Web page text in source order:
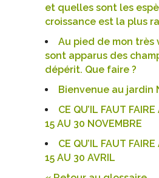
et quelles sont les
croissance est la plus
Au pied de mon très
sont apparus des
dépérit. Que faire ?
Bienvenue au jardin
CE QU’IL FAUT
15 AU 30 NOVEMBRE
CE QU’IL FAUT
15 AU 30 AVRIL